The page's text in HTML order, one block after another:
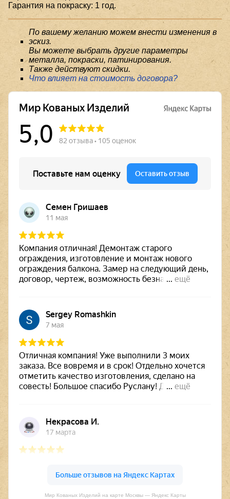
Гарантия на покраску: 1 год.
По вашему желанию можем внести изменения в
эскиз.
Вы можете выбрать другие параметры
металла, покраски, патинирования.
Также действуют скидки.
Что влияет на стоимость договора?
Мир Кованых Изделий на карте Москвы — Яндекс Карты